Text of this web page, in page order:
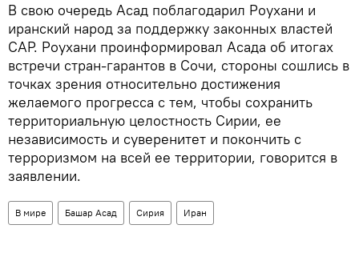
В свою очередь Асад поблагодарил Роухани и
иранский народ за поддержку законных властей
САР. Роухани проинформировал Асада об итогах
встречи стран-гарантов в Сочи, стороны сошлись в
точках зрения относительно достижения
желаемого прогресса с тем, чтобы сохранить
территориальную целостность Сирии, ее
независимость и суверенитет и покончить с
терроризмом на всей ее территории, говорится в
заявлении.
В мире Башар Асад Сирия Иран